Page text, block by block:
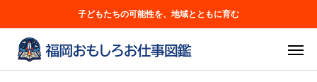
子どもたちの可能性を、地域とともに育む